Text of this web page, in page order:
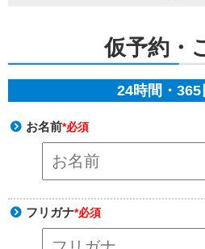
仮予約・
24時間・365
お名前*必須
フリガナ*必須